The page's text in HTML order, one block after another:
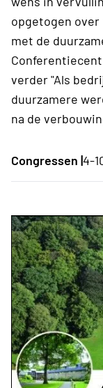
opgetogen
met de
verder "Als
duurzamere
na de
Congressen |4-